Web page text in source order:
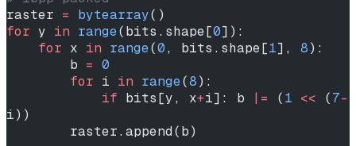
raster = bytearray()
for y in range(bits.shape[0]):
    for
x in range(0, bits.shape[1], 8):
        b
= 0
        for
i in range(8):
            if
bits[y, x+i]: b |= (1 << (7-
i))
        raster.append(b)